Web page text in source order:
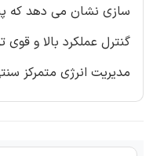
سازی نشان می دهد که
گنترل عملکرد بالا و
مدیریت انرژی متمرکز